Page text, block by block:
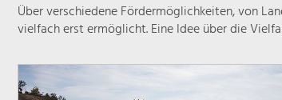
Über verschiedene Fördermöglichkeiten, von
vielfach erst ermöglicht. Eine Idee über die